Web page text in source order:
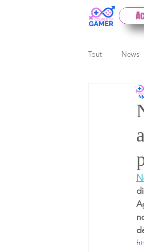
Tout News